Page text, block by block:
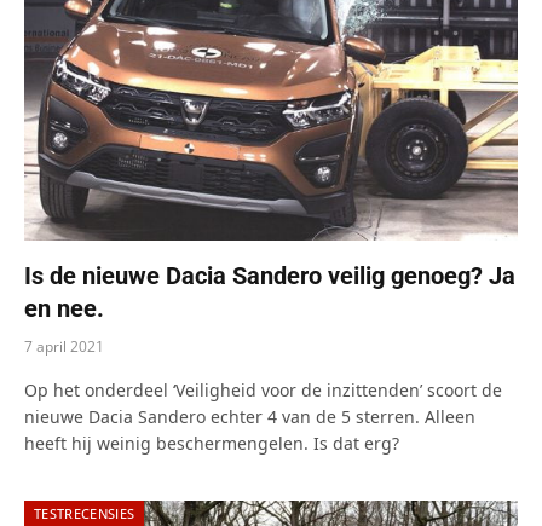
Is de nieuwe Dacia Sandero veilig genoeg? Ja
en nee.
7 april 2021
Op het onderdeel ‘Veiligheid voor de inzittenden’ scoort de
nieuwe Dacia Sandero echter 4 van de 5 sterren. Alleen
heeft hij weinig beschermengelen. Is dat erg?
TESTRECENSIES